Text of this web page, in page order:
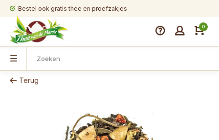
Bestel ook gratis thee en proefzakjes
0
Terug